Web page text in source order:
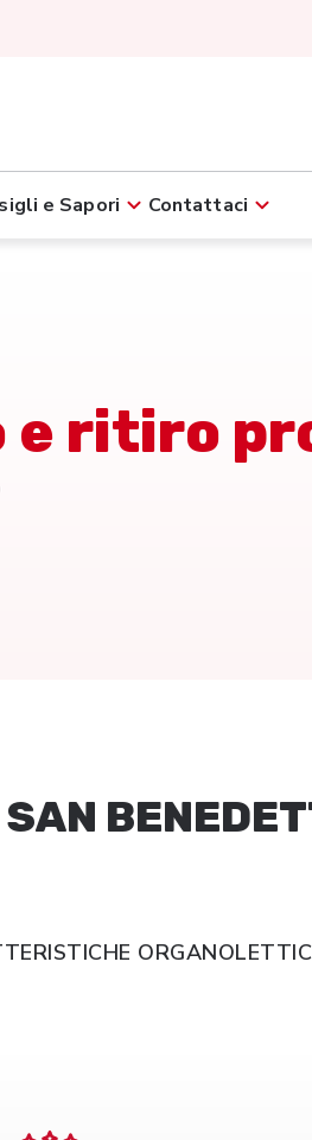
e Sapori Contattaci
e ritiro